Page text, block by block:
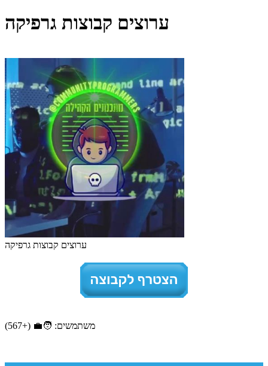
ערוצים קבוצות גרפיקה
ערוצים קבוצות גרפיקה
משתמשים: 🧑‍💼 (+567)